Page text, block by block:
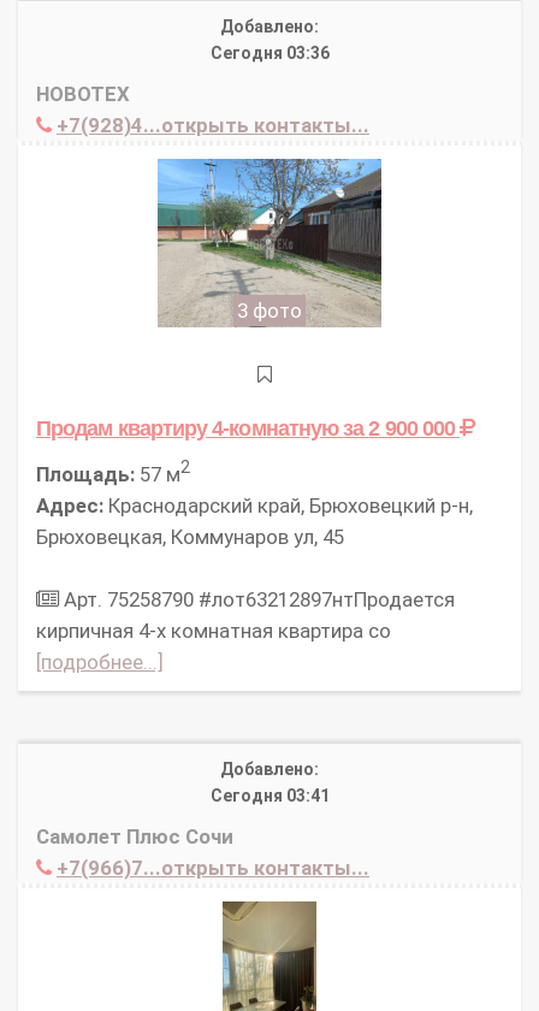
Добавлено:
Сегодня 03:36
НОВОТЕХ
+7(928)4...открыть контакты...
3 фото
Продам квартиру 4-комнатнуюза 2 900 000
Площадь: 57 м2
Адрес: Краснодарский край, Брюховецкий р-н,
Брюховецкая, Коммунаров ул, 45
Арт. 75258790 #лот63212897нтПродается
кирпичная 4-х комнатная квартира со
[подробнее...]
Добавлено:
Сегодня 03:41
Самолет Плюс Сочи
+7(966)7...открыть контакты...